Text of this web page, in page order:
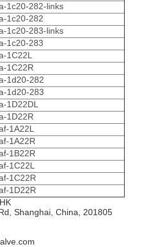
1c20-282-links
1c20-282
1c20-283-links
1c20-283
1C22L
1C22R
1d20-282
1d20-283
1D22DL
1D22R
1A22L
1A22R
1B22R
1C22L
1C22R
1D22R
Shanghai, China, 201805